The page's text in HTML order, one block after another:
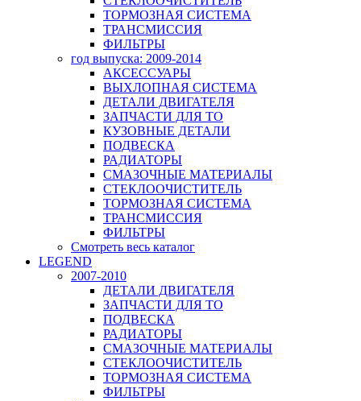
ТОРМОЗНАЯ СИСТЕМА
ТРАНСМИССИЯ
ФИЛЬТРЫ
год выпуска: 2009-2014
АКСЕССУАРЫ
ВЫХЛОПНАЯ СИСТЕМА
ДЕТАЛИ ДВИГАТЕЛЯ
ЗАПЧАСТИ ДЛЯ ТО
КУЗОВНЫЕ ДЕТАЛИ
ПОДВЕСКА
РАДИАТОРЫ
СМАЗОЧНЫЕ МАТЕРИАЛЫ
СТЕКЛООЧИСТИТЕЛЬ
ТОРМОЗНАЯ СИСТЕМА
ТРАНСМИССИЯ
ФИЛЬТРЫ
Смотреть весь каталог
LEGEND
2007-2010
ДЕТАЛИ ДВИГАТЕЛЯ
ЗАПЧАСТИ ДЛЯ ТО
ПОДВЕСКА
РАДИАТОРЫ
СМАЗОЧНЫЕ МАТЕРИАЛЫ
СТЕКЛООЧИСТИТЕЛЬ
ТОРМОЗНАЯ СИСТЕМА
ФИЛЬТРЫ